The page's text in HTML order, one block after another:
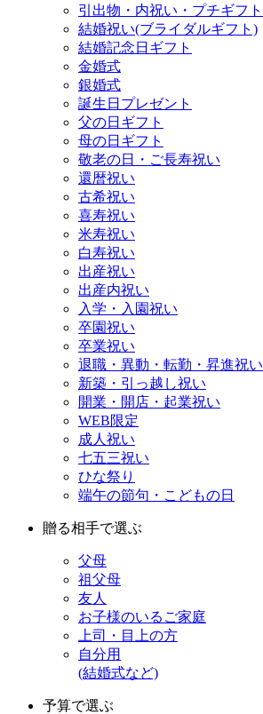
引出物・内祝い・プチギフト
結婚祝い(ブライダルギフト)
結婚記念日ギフト
金婚式
銀婚式
誕生日プレゼント
父の日ギフト
母の日ギフト
敬老の日・ご長寿祝い
還暦祝い
古希祝い
喜寿祝い
米寿祝い
白寿祝い
出産祝い
出産内祝い
入学・入園祝い
卒園祝い
卒業祝い
退職・異動・転勤・昇進祝い
新築・引っ越し祝い
開業・開店・起業祝い
WEB限定
成人祝い
七五三祝い
ひな祭り
端午の節句・こどもの日
贈る相手で選ぶ
父母
祖父母
友人
お子様のいるご家庭
上司・目上の方
自分用
(結婚式など)
予算で選ぶ